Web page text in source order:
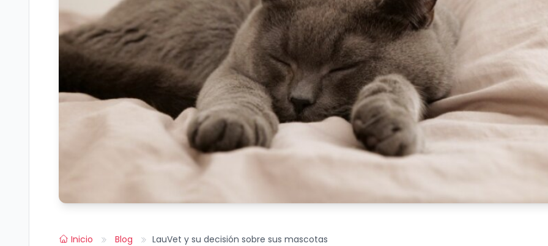
Inicio Blog LauVet y su decisión sobre sus mascotas